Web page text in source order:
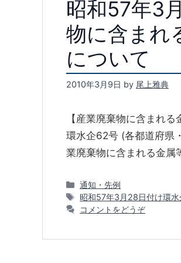
昭和57年3
物に含まれ
について
2010年3月9日 by 尾上雅典
【産業廃棄物に含まれ
環水企62号 (各都道府県
業廃棄物に含まれる金属
カ
テ
ゴ
通知・先例
タ
グ
昭和57年3月28日付け環
コメントをどうぞ